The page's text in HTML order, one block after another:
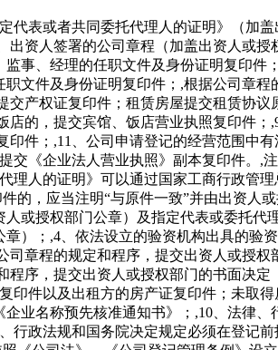
代表或者共同委托代理人的证明》（加
人签署的公司章程（加盖出资人或授
事、经理的任职文件及身份证明复印
文件及身份证明复印件；,根据公司章
权证复印件；租赁房屋提交租赁协议
的，提交宾馆、饭店营业执照复印件
件；,11、公司申请登记的经营范围中
《企业法人营业执照》副本复印件。,
人的证明》可以通过国家工商行政管
的，应当注明“与原件一致”并由出资人
或授权部门公章）及指定代表或委托
；,4、依法设立的验资机构出具的验
章程的规定和程序，提交出资人或授
序，提交出资人或授权部门的书面决
以及出租方的房产证复印件；未取
业名称预先核准通知书》；,10、法律
行政法规和国务院决定规定必须在登记